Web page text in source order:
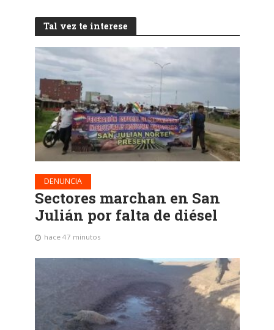
Tal vez te interese
DENUNCIA
Sectores marchan en San
Julián por falta de diésel
hace 47 minutos